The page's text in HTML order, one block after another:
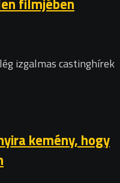
izgalmas castinghírek
kemény, hogy